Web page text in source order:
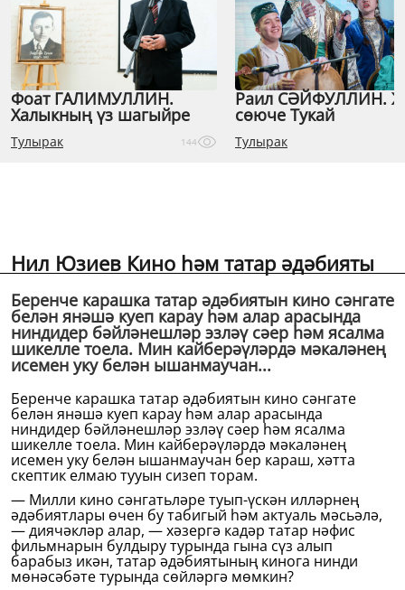
Фоат ГАЛИМУЛЛИН.
Халыкның үз шагыйре
Тулырак 144
Раил СӘЙФУЛЛИН.
сөюче Тукай
Тулырак
Нил Юзиев Кино һәм татар әдәбияты
Беренче карашка татар әдәбиятын кино сәнгате
белән янәшә куеп карау һәм алар арасында
ниндидер бәйләнешләр эзләү сәер һәм ясалма
шикелле тоела. Мин кайберәүләрдә мәкаләнең
исемен уку белән ышанмаучан...
Беренче карашка татар әдәбиятын кино сәнгате
белән янәшә куеп карау һәм алар арасында
ниндидер бәйләнешләр эзләү сәер һәм ясалма
шикелле тоела. Мин кайберәүләрдә мәкаләнең
исемен уку белән ышанмаучан бер караш, хәтта
скептик елмаю тууын сизеп торам.
— Милли кино сәнгатьләре туып-үскән илләрнең
әдәбиятлары өчен бу табигый һәм актуаль мәсьәлә,
— диячәкләр алар, — хәзергә кадәр татар нәфис
фильмнарын булдыру турында гына сүз алып
барабыз икән, татар әдәбиятының кинога нинди
мөнәсәбәте турында сөйләргә мөмкин?